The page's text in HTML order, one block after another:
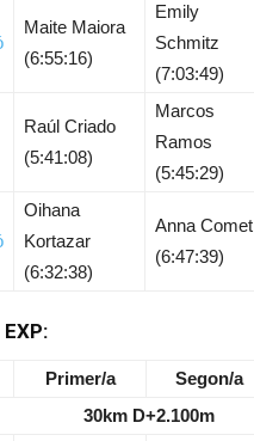
Maite Maiora
(6:55:16)
Emily
Schmitz
(7:03:49)
Raúl Criado
(5:41:08)
Marcos
Ramos
(5:45:29)
Oihana
Kortazar
(6:32:38)
Anna Comet
(6:47:39)
Primer/a Segon/a
30km D+2.100m